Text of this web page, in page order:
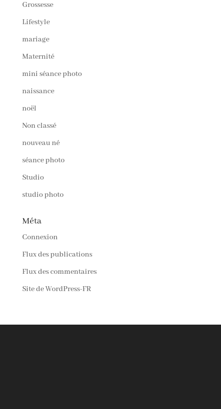
Grossesse
Lifestyle
mariage
Maternité
mini séance photo
naissance
noël
Non classé
nouveau né
séance photo
Studio
studio photo
Méta
Connexion
Flux des publications
Flux des commentaires
Site de WordPress-FR